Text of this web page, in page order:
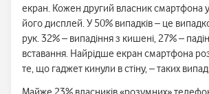
екран. Кожен другий власник смартфона у
його дисплей. У 50% випадків – це
рук. 32% – випадіння з кишені, 27% –
вставання. Найрідше екран смартфона
те, що гаджет кинули в стіну, – таких